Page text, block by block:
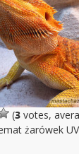
(3votes,
żarówek